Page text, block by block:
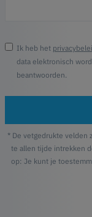
Ik heb het
data elektronisch
beantwoorden.
* De vetgedrukte velden
te allen tijde intrekken
op: Je kunt je